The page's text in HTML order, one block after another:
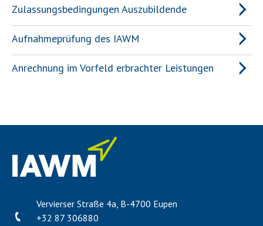
Zulassungsbedingungen Auszubildende
Aufnahmeprüfung des IAWM
Anrechnung im Vorfeld erbrachter Leistungen
Vervierser Straße 4a, B-4700 Eupen
+32 87 306880